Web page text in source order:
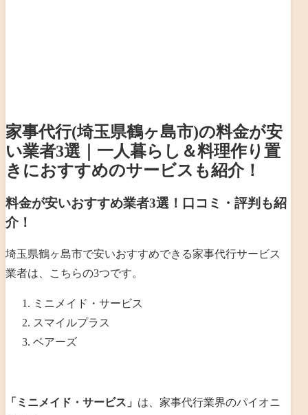
家事代行(埼玉県鶴ヶ島市)の料金が安
い業者3選｜一人暮らし＆料理作り置
きにおすすめのサービスも紹介！
料金が安いおすすめ業者3選！口コミ・評判も紹
介！
埼玉県鶴ヶ島市で安いおすすめできる家事代行サービス
業者は、こちらの3つです。
ミニメイド・サービス
スマイルプラス
ベアーズ
「ミニメイド・サービス」 は、 家事代行業界のパイオニ